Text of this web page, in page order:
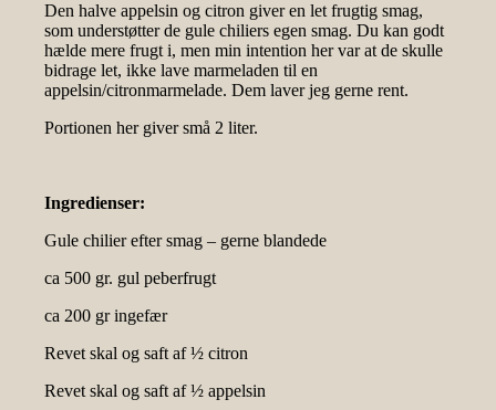
Den halve appelsin og citron giver en let frugtig smag,
som understøtter de gule chiliers egen smag. Du kan godt
hælde mere frugt i, men min intention her var at de skulle
bidrage let, ikke lave marmeladen til en
appelsin/citronmarmelade. Dem laver jeg gerne rent.
Portionen her giver små 2 liter.
Ingredienser:
Gule chilier efter smag – gerne blandede
ca 500 gr. gul peberfrugt
ca 200 gr ingefær
Revet skal og saft af ½ citron
Revet skal og saft af ½ appelsin